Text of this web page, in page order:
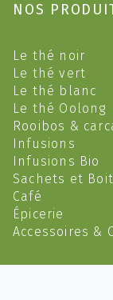
NOS
Le thé noir
Le thé vert
Le thé blanc
Le thé Oolong
Rooibos &
Infusions
Infusions Bio
Sachets et
Café
Épicerie
Accessoires &